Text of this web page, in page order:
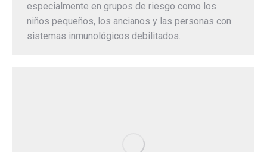
especialmente en grupos de riesgo como los
niños pequeños, los ancianos y las personas con
sistemas inmunológicos debilitados.